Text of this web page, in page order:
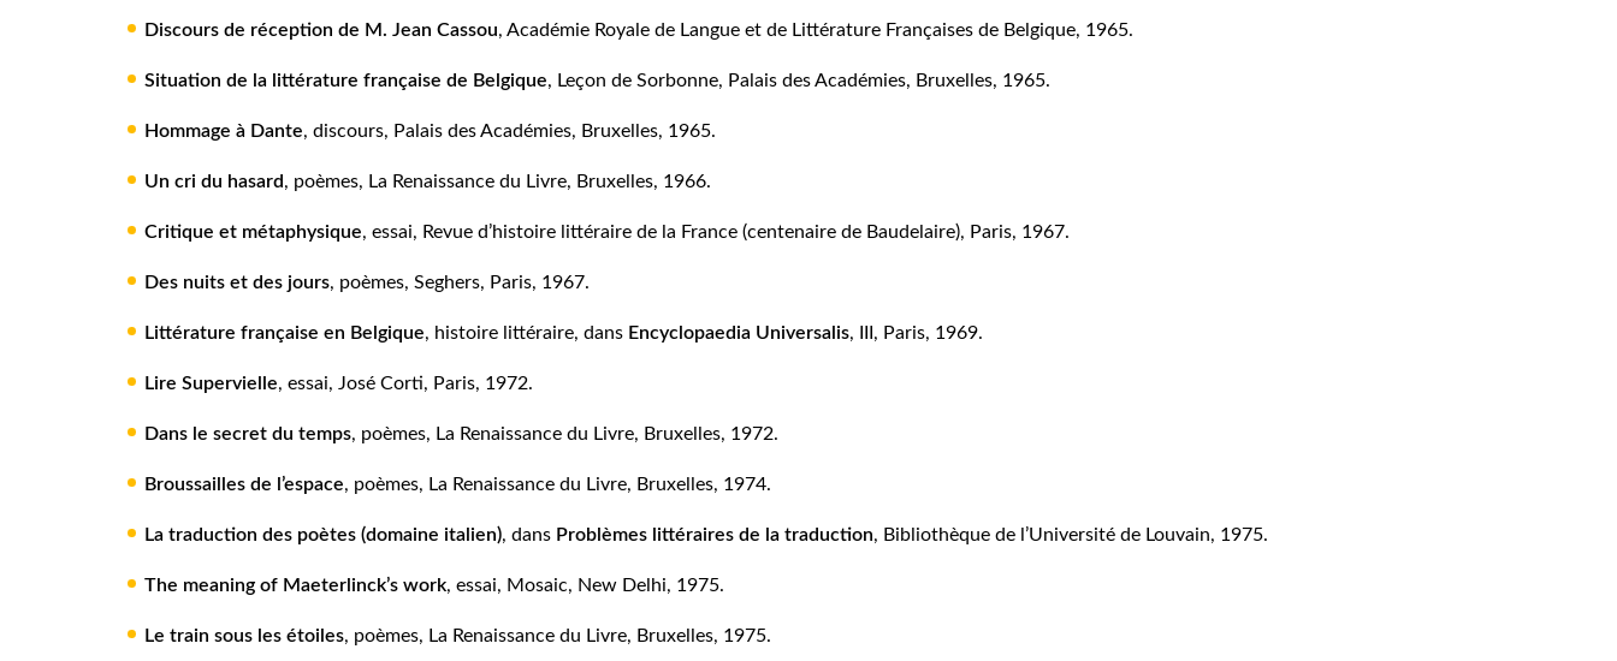
Discours de réception de M. Jean Cassou, Académie Royale de Langue et de Littérature Françaises de Belgique, 1965.
Situation de la littérature française de Belgique, Leçon de Sorbonne, Palais des Académies, Bruxelles, 1965.
Hommage à Dante, discours, Palais des Académies, Bruxelles, 1965.
Un cri du hasard, poèmes, La Renaissance du Livre, Bruxelles, 1966.
Critique et métaphysique, essai, Revue d’histoire littéraire de la France (centenaire de Baudelaire), Paris, 1967.
Des nuits et des jours, poèmes, Seghers, Paris, 1967.
Littérature française en Belgique, histoire littéraire, dans Encyclopaedia Universalis, III, Paris, 1969.
Lire Supervielle, essai, José Corti, Paris, 1972.
Dans le secret du temps, poèmes, La Renaissance du Livre, Bruxelles, 1972.
Broussailles de l’espace, poèmes, La Renaissance du Livre, Bruxelles, 1974.
La traduction des poètes (domaine italien), dans Problèmes littéraires de la traduction, Bibliothèque de l’Université de Louvain, 1975.
The meaning of Maeterlinck’s work, essai, Mosaic, New Delhi, 1975.
Le train sous les étoiles, poèmes, La Renaissance du Livre, Bruxelles, 1975.